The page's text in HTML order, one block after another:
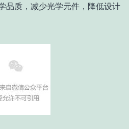
品质，减少光学元件，降低设计